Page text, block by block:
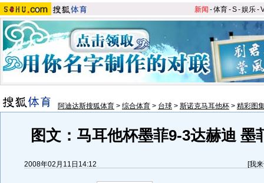
新闻 -体育-S-娱乐-
阿迪达斯搜狐体育 > 综合体育 > 台球 > 斯诺克马耳他杯 > 精彩图
图文：马耳他杯墨菲9-3达赫迪 墨
2008年02月11日14:12 [我